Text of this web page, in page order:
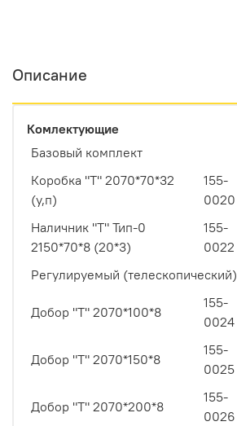
Описание
Комлектующие
Базовый комплект
Коробка "Т" 2070*70*32
(у,п)
155-
0020
Наличник "Т" Тип-0
2150*70*8 (20*3)
155-
0022
Регулируемый (телескопический)
Добор "Т" 2070*100*8
155-
0024
Добор "Т" 2070*150*8
155-
0025
Добор "Т" 2070*200*8
155-
0026